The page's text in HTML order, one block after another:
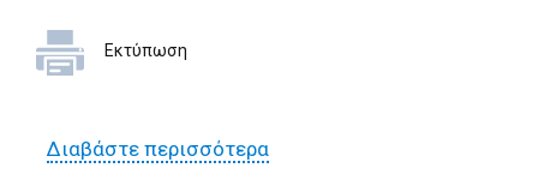
Εκτύπωση
Διαβάστε περισσότεραγια ΠΡΟΣΚΛΗΣΗ ΥΠΟΒΟΛΗΣ